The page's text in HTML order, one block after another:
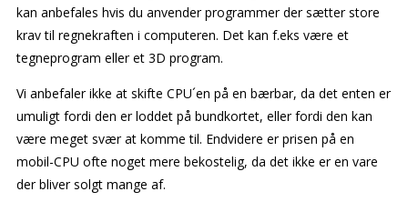
kan anbefales hvis du anvender programmer der sætter store
krav til regnekraften i computeren. Det kan f.eks være et
tegneprogram eller et 3D program.
Vi anbefaler ikke at skifte CPU´en på en bærbar, da det enten er
umuligt fordi den er loddet på bundkortet, eller fordi den kan
være meget svær at komme til. Endvidere er prisen på en
mobil-CPU ofte noget mere bekostelig, da det ikke er en vare
der bliver solgt mange af.